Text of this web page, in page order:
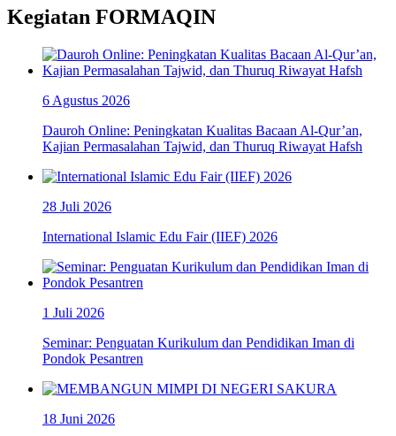
Kegiatan FORMAQIN
6 Agustus 2026
Dauroh Online: Peningkatan Kualitas Bacaan Al-Qur’an,
Kajian Permasalahan Tajwid, dan Thuruq Riwayat Hafsh
28 Juli 2026
International Islamic Edu Fair (IIEF) 2026
1 Juli 2026
Seminar: Penguatan Kurikulum dan Pendidikan Iman di
Pondok Pesantren
18 Juni 2026